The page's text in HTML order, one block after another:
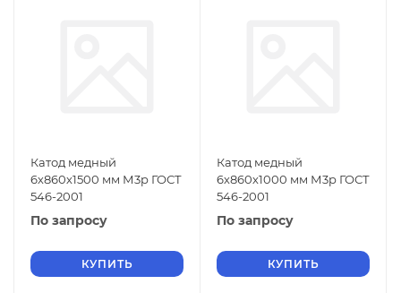
Катод медный
6х860х1500 мм М3р ГОСТ
546-2001
По запросу
КУПИТЬ
Катод медный
6х860х1000 мм М3р ГОСТ
546-2001
По запросу
КУПИТЬ